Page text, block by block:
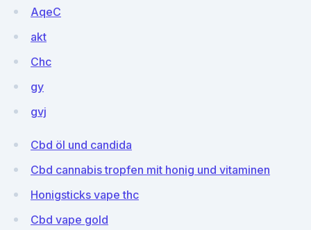
AqeC
akt
Chc
gy
gvj
Cbd öl und candida
Cbd cannabis tropfen mit honig und vitaminen
Honigsticks vape thc
Cbd vape gold